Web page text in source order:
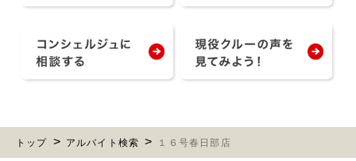
トップ アルバイト検索 １６号春日部店